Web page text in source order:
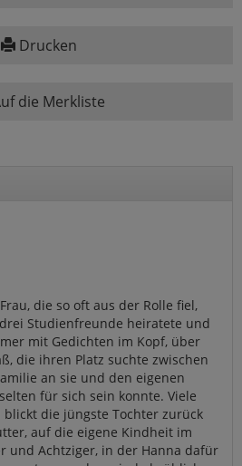
Drucken
die Merkliste
die so oft aus der Rolle fiel,
Studienfreunde heiratete und
mit Gedichten im Kopf, über
die ihren Platz suchte zwischen
an sie und den eigenen
für sich sein konnte. Viele
blickt die jüngste Tochter zurück
auf die eigene Kindheit im
und Achtziger, in der Hanna dafür